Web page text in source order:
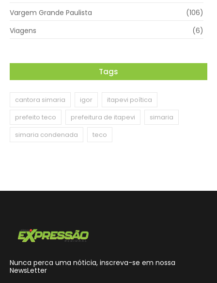
Vargem Grande Paulista
(106)
Viagens
(6)
Tags
cantora simaria igor
itapevi poítica
prefeito teco
prefeitura de itapevi
simaria
simaria condenada
teco
Nunca perca uma nóticia, inscreva-se em nossa
NewsLetter